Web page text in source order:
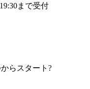
まで受付
らスタート?